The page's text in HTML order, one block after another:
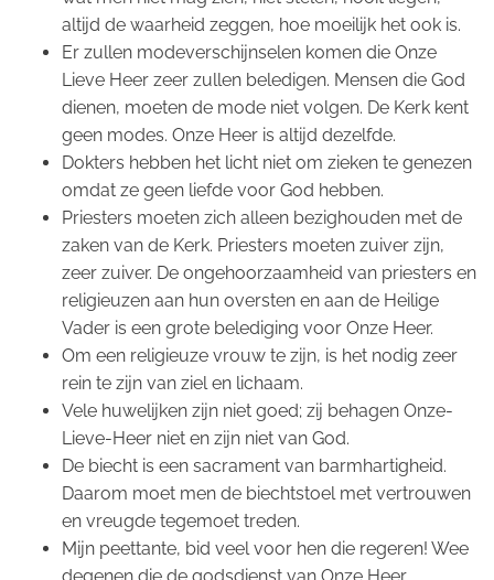
altijd de waarheid zeggen, hoe moeilijk het ook is.
Er zullen modeverschijnselen komen die Onze
Lieve Heer zeer zullen beledigen. Mensen die God
dienen, moeten de mode niet volgen. De Kerk kent
geen modes. Onze Heer is altijd dezelfde.
Dokters hebben het licht niet om zieken te genezen
omdat ze geen liefde voor God hebben.
Priesters moeten zich alleen bezighouden met de
zaken van de Kerk. Priesters moeten zuiver zijn,
zeer zuiver. De ongehoorzaamheid van priesters en
religieuzen aan hun oversten en aan de Heilige
Vader is een grote belediging voor Onze Heer.
Om een religieuze vrouw te zijn, is het nodig zeer
rein te zijn van ziel en lichaam.
Vele huwelijken zijn niet goed; zij behagen Onze-
Lieve-Heer niet en zijn niet van God.
De biecht is een sacrament van barmhartigheid.
Daarom moet men de biechtstoel met vertrouwen
en vreugde tegemoet treden.
Mijn peettante, bid veel voor hen die regeren! Wee